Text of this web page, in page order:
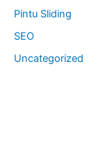
Pintu Sliding
SEO
Uncategorized